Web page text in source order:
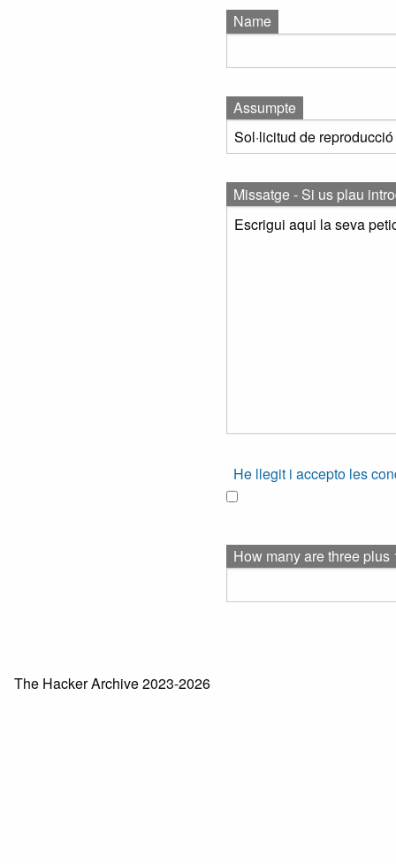
Name
Assumpte
Missatge - Si us plau
He llegit i accepto les
How many are three plus
The Hacker Archive 2023-2026